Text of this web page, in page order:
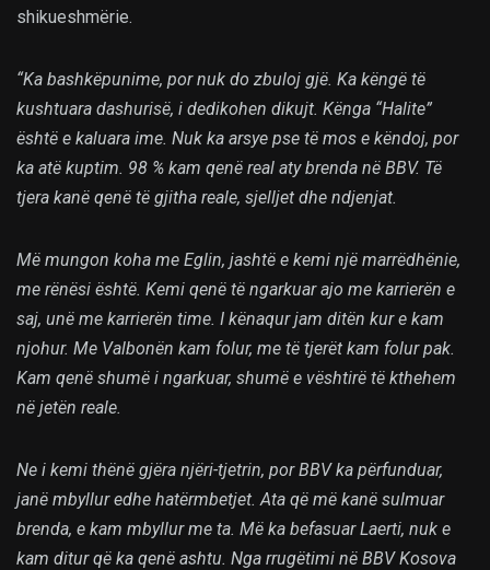
shikueshmërie.
“Ka bashkëpunime, por nuk do zbuloj gjë. Ka këngë të
kushtuara dashurisë, i dedikohen dikujt. Kënga “Halite”
është e kaluara ime. Nuk ka arsye pse të mos e këndoj, por
ka atë kuptim. 98 % kam qenë real aty brenda në BBV. Të
tjera kanë qenë të gjitha reale, sjelljet dhe ndjenjat.
Më mungon koha me Eglin, jashtë e kemi një marrëdhënie,
me rënësi është. Kemi qenë të ngarkuar ajo me karrierën e
saj, unë me karrierën time. I kënaqur jam ditën kur e kam
njohur. Me Valbonën kam folur, me të tjerët kam folur pak.
Kam qenë shumë i ngarkuar, shumë e vështirë të kthehem
në jetën reale.
Ne i kemi thënë gjëra njëri-tjetrin, por BBV ka përfunduar,
janë mbyllur edhe hatërmbetjet. Ata që më kanë sulmuar
brenda, e kam mbyllur me ta. Më ka befasuar Laerti, nuk e
kam ditur që ka qenë ashtu. Nga rrugëtimi në BBV Kosova